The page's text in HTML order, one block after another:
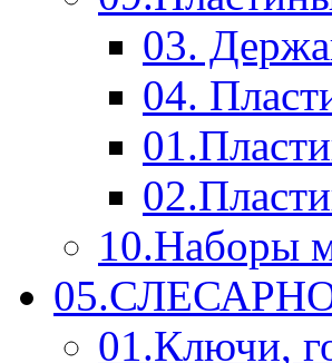
03.
04.
10.Наборы
01.Ключи,